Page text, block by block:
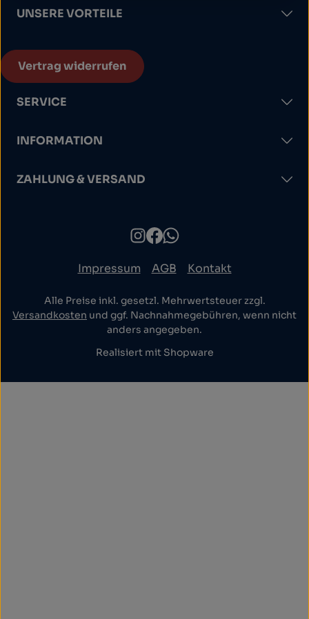
UNSERE VORTEILE
Vertrag widerrufen
SERVICE
INFORMATION
ZAHLUNG & VERSAND
Impressum AGB Kontakt
Alle Preise inkl. gesetzl. Mehrwertsteuer zzgl.
Versandkosten und ggf. Nachnahmegebühren, wenn nicht
anders angegeben.
Realisiert mit Shopware